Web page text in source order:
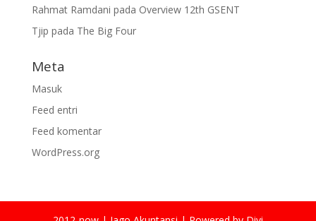
Rahmat Ramdani pada Overview 12th GSENT
Tjip pada The Big Four
Meta
Masuk
Feed entri
Feed komentar
WordPress.org